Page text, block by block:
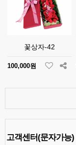
꽃상자-42
100,000원
고객센터(문자가능)